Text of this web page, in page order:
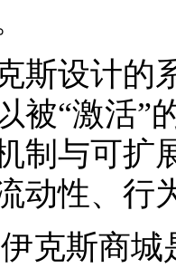
斯设计的
被“激活”
制与可扩
动性、行
克斯商